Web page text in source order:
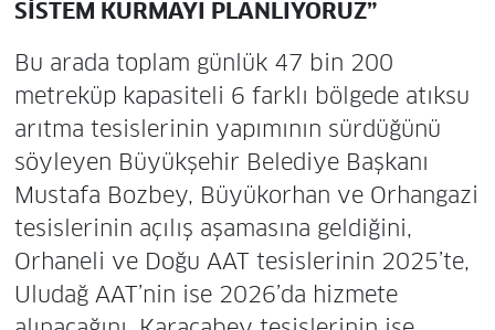
SİSTEM KURMAYI PLANLIYORUZ”
Bu arada toplam günlük 47 bin 200
metreküp kapasiteli 6 farklı bölgede atıksu
arıtma tesislerinin yapımının sürdüğünü
söyleyen Büyükşehir Belediye Başkanı
Mustafa Bozbey, Büyükorhan ve Orhangazi
tesislerinin açılış aşamasına geldiğini,
Orhaneli ve Doğu AAT tesislerinin 2025’te,
Uludağ AAT’nin ise 2026’da hizmete